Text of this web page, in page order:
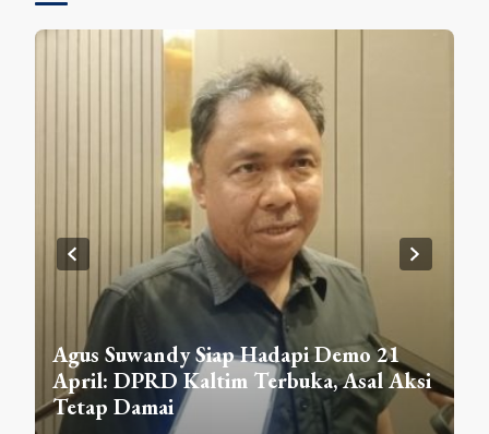
Agus Suwandy Siap Hadapi Demo 21
April: DPRD Kaltim Terbuka, Asal Aksi
Tetap Damai